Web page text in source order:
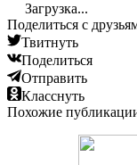
Загрузка...
Поделиться с
Твитнуть
Поделиться
Отправить
Класснуть
Похожие